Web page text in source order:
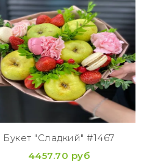
Букет "Сладкий" #1467
4457.70 руб